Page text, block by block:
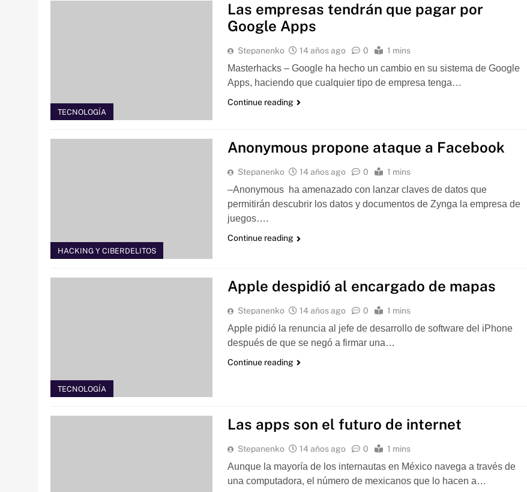
TECNOLOGÍA
Las empresas tendrán que pagar por
Google Apps
Stepanenko 14 años ago 0 1 mins
Masterhacks – Google ha hecho un cambio en su sistema de Google
Apps, haciendo que cualquier tipo de empresa tenga…
Continue reading
HACKING Y CIBERDELITOS
Anonymous propone ataque a Facebook
Stepanenko 14 años ago 0 1 mins
–Anonymous ha amenazado con lanzar claves de datos que
permitirán descubrir los datos y documentos de Zynga la empresa de
juegos….
Continue reading
TECNOLOGÍA
Apple despidió al encargado de mapas
Stepanenko 14 años ago 0 1 mins
Apple pidió la renuncia al jefe de desarrollo de software del iPhone
después de que se negó a firmar una…
Continue reading
Las apps son el futuro de internet
Stepanenko 14 años ago 0 1 mins
Aunque la mayoría de los internautas en México navega a través de
una computadora, el número de mexicanos que lo hacen a…